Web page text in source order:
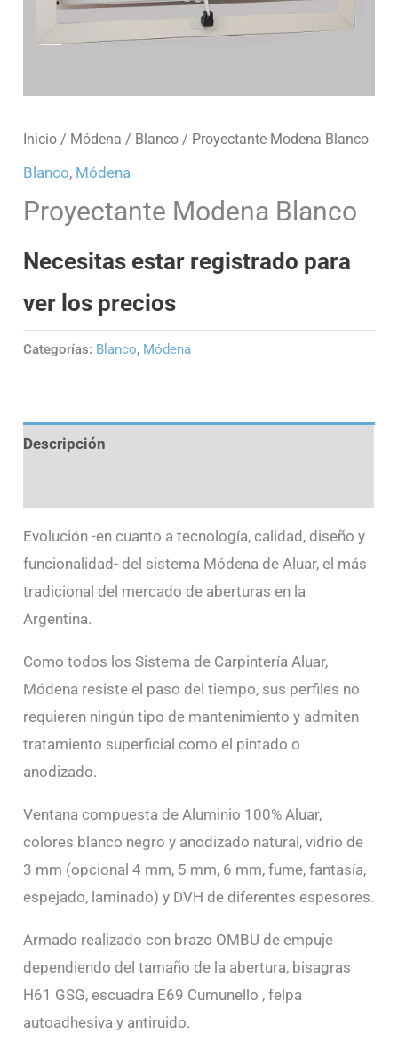
Inicio / Módena / Blanco / Proyectante Modena Blanco
Blanco, Módena
Proyectante Modena Blanco
Necesitas estar registrado para
ver los precios
Categorías: Blanco, Módena
Descripción
Evolución -en cuanto a tecnología, calidad, diseño y
funcionalidad- del sistema Módena de Aluar, el más
tradicional del mercado de aberturas en la
Argentina.
Como todos los Sistema de Carpintería Aluar,
Módena resiste el paso del tiempo, sus perfiles no
requieren ningún tipo de mantenimiento y admiten
tratamiento superficial como el pintado o
anodizado.
Ventana compuesta de Aluminio 100% Aluar,
colores blanco negro y anodizado natural, vidrio de
3 mm (opcional 4 mm, 5 mm, 6 mm, fume, fantasía,
espejado, laminado) y DVH de diferentes espesores.
Armado realizado con brazo OMBU de empuje
dependiendo del tamaño de la abertura, bisagras
H61 GSG, escuadra E69 Cumunello , felpa
autoadhesiva y antiruido.